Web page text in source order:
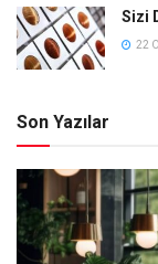
Sizi
22
Son Yazılar